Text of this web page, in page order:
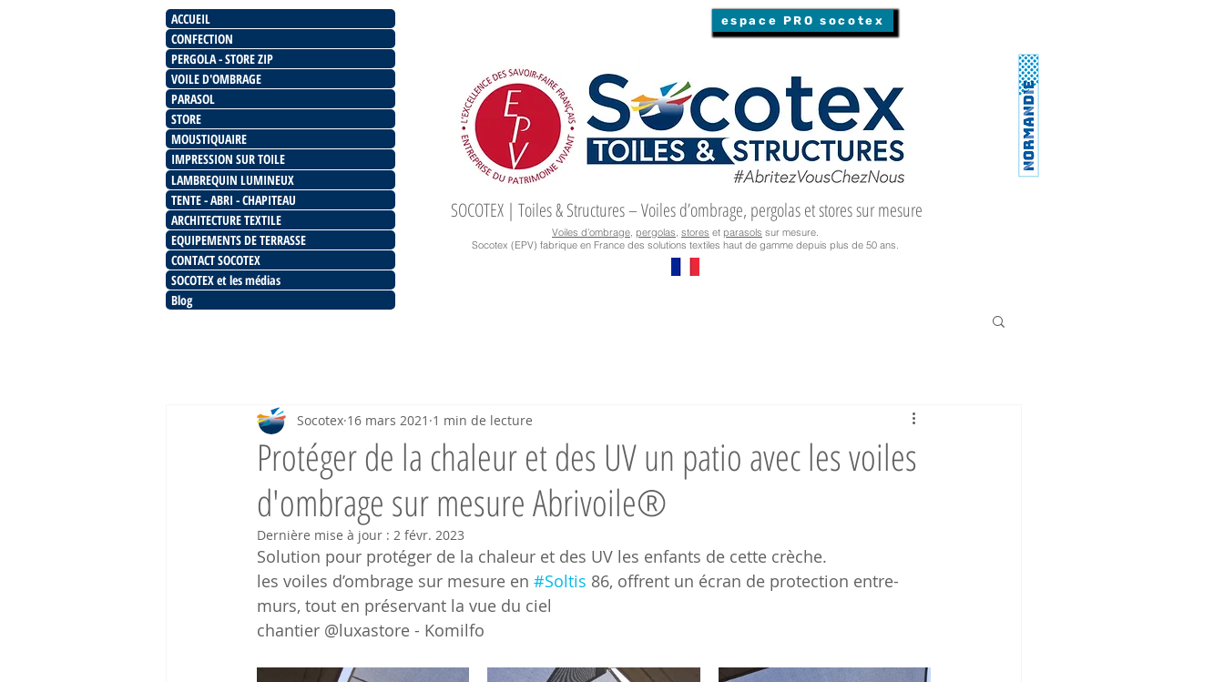
ACCUEIL
CONFECTION
PERGOLA - STORE ZIP
VOILE D'OMBRAGE
PARASOL
STORE
MOUSTIQUAIRE
IMPRESSION SUR TOILE
LAMBREQUIN LUMINEUX
TENTE - ABRI - CHAPITEAU
ARCHITECTURE TEXTILE
EQUIPEMENTS DE TERRASSE
CONTACT SOCOTEX
SOCOTEX et les médias
Blog
espace PRO socotex
SOCOTEX | Toiles & Structures – Voiles d’ombrage, pergolas et stores sur mesure
Voiles d’ombrage, pergolas, stores et parasols sur mesure.
Socotex (EPV) fabrique en France des solutions textiles haut de gamme depuis plus de 50 ans.
Protéger de la chaleur et des UV un patio avec les voiles
d'ombrage sur mesure Abrivoile®
Socotex 16 mars 2021 1 min de lecture
Dernière mise à jour : 2 févr. 2023
Solution pour protéger de la chaleur et des UV les enfants de cette crèche.
les voiles d’ombrage sur mesure en #Soltis 86, offrent un écran de protection entre-
murs, tout en préservant la vue du ciel
chantier @luxastore - Komilfo